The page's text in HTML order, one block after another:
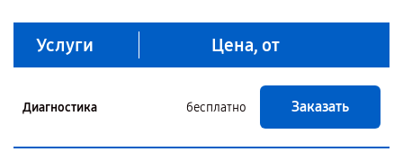
Услуги Цена, от
Диагностика бесплатно Заказать